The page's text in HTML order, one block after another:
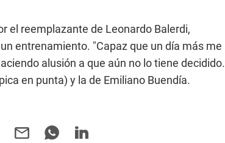
el reemplazante de Leonardo Balerdi,
entrenamiento. "Capaz que un día más me
alusión a que aún no lo tiene decidido.
en punta) y la de Emiliano Buendía.